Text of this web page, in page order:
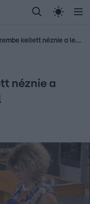
Randi Celeb vagyok,
Most Wanted Gallusz
Somának szembe kellett néznie a legnagyobb félelmével
néznie a